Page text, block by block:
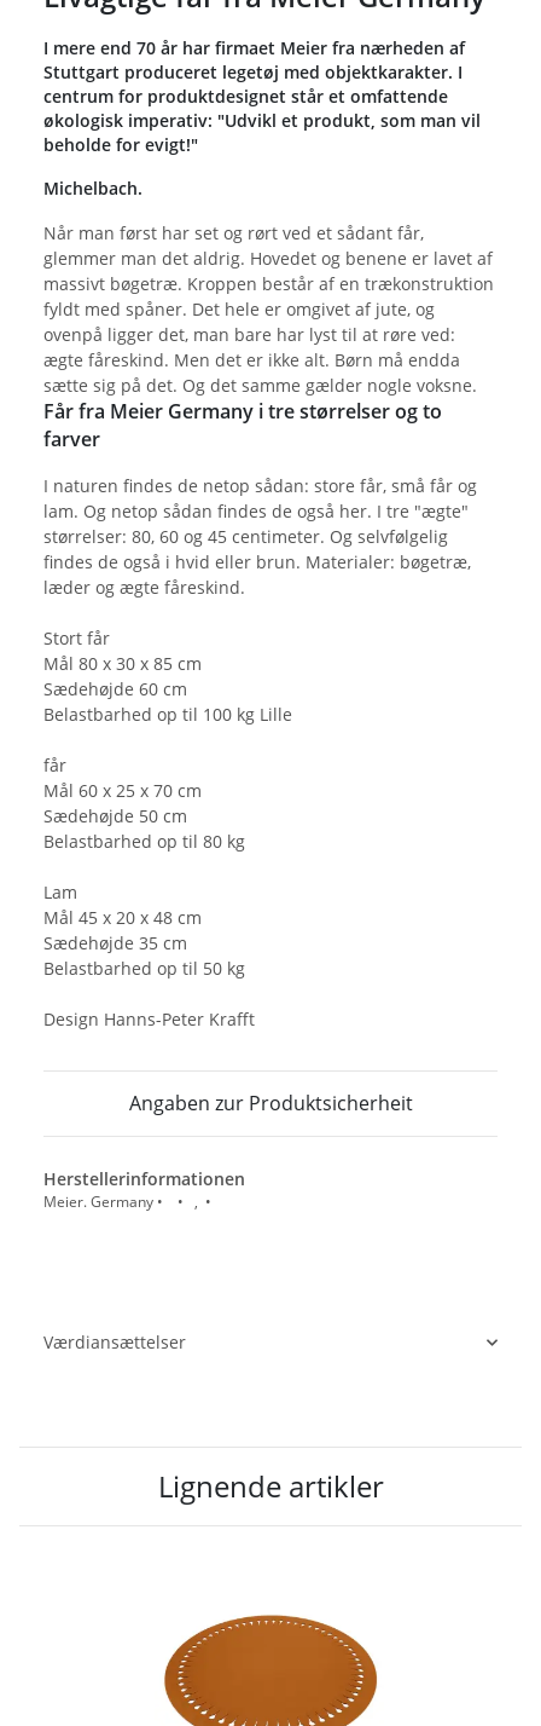
I mere end 70 år har firmaet Meier fra nærheden af
Stuttgart produceret legetøj med objektkarakter. I
centrum for produktdesignet står et omfattende
økologisk imperativ: "Udvikl et produkt, som man vil
beholde for evigt!"
Michelbach.
Når man først har set og rørt ved et sådant får,
glemmer man det aldrig. Hovedet og benene er lavet af
massivt bøgetræ. Kroppen består af en trækonstruktion
fyldt med spåner. Det hele er omgivet af jute, og
ovenpå ligger det, man bare har lyst til at røre ved:
ægte fåreskind. Men det er ikke alt. Børn må endda
sætte sig på det. Og det samme gælder nogle voksne.
Får fra Meier Germany i tre størrelser og to
farver
I naturen findes de netop sådan: store får, små får og
lam. Og netop sådan findes de også her. I tre "ægte"
størrelser: 80, 60 og 45 centimeter. Og selvfølgelig
findes de også i hvid eller brun. Materialer: bøgetræ,
læder og ægte fåreskind.
Stort får
Mål 80 x 30 x 85 cm
Sædehøjde 60 cm
Belastbarhed op til 100 kg Lille
får
Mål 60 x 25 x 70 cm
Sædehøjde 50 cm
Belastbarhed op til 80 kg
Lam
Mål 45 x 20 x 48 cm
Sædehøjde 35 cm
Belastbarhed op til 50 kg
Design Hanns-Peter Krafft
Angaben zur Produktsicherheit
Herstellerinformationen
Meier. Germany • • , •
Værdiansættelser
Lignende artikler